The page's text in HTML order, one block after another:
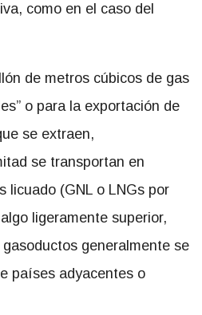
como en el caso del
de metros cúbicos de gas
o para la exportación de
se extraen,
se transportan en
licuado (GNL o LNGs por
ligeramente superior,
generalmente se
países adyacentes o